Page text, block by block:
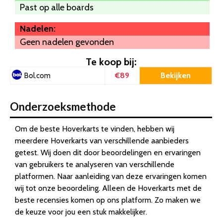
Past op alle boards
Nadelen:
Geen nadelen gevonden
Te koop bij:
Bol.com €89 Bekijken
Onderzoeksmethode
Om de beste Hoverkarts te vinden, hebben wij
meerdere Hoverkarts van verschillende aanbieders
getest. Wij doen dit door beoordelingen en ervaringen
van gebruikers te analyseren van verschillende
platformen. Naar aanleiding van deze ervaringen komen
wij tot onze beoordeling. Alleen de Hoverkarts met de
beste recensies komen op ons platform. Zo maken we
de keuze voor jou een stuk makkelijker.